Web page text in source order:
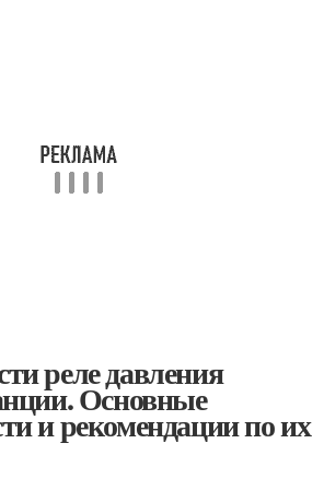
реле давления
Основные
и рекомендации по их